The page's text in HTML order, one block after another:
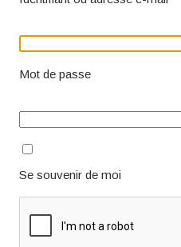
Mot de passe
Se souvenir de moi